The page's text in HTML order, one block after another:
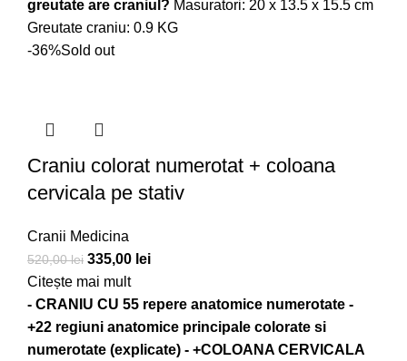
greutate are craniul? Masuratori: 20 x 13.5 x 15.5 cm
Greutate craniu: 0.9 KG
-36%Sold out
Craniu colorat numerotat + coloana
cervicala pe stativ
Cranii Medicina
520,00lei 335,00 lei
Citește mai mult
- CRANIU CU 55 repere anatomice numerotate -
+22 regiuni anatomice principale colorate si
numerotate (explicate) - +COLOANA CERVICALA